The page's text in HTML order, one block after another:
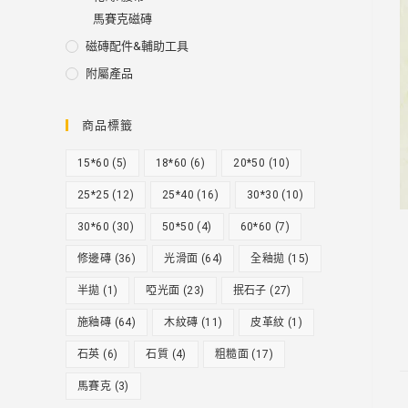
馬賽克磁磚
磁磚配件&輔助工具
附屬產品
商品標籤
15*60 (5) 18*60 (6) 20*50 (10)
25*25 (12) 25*40 (16) 30*30 (10)
30*60 (30) 50*50 (4) 60*60 (7)
修邊磚 (36) 光滑面 (64) 全釉拋 (15)
半拋 (1) 啞光面 (23) 抿石子 (27)
施釉磚 (64) 木紋磚 (11) 皮革紋 (1)
石英 (6) 石質 (4) 粗糙面 (17)
馬賽克 (3)